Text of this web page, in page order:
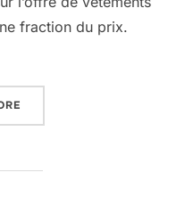
fraction du prix.